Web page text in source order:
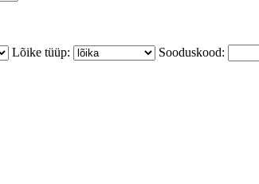
Lõike tüüp: Sooduskood: